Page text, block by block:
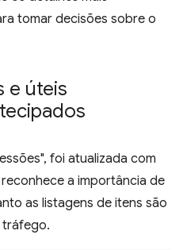
tomar decisões sobre o
e úteis
foi atualizada com
a importância de
as listagens de itens são
tráfego.